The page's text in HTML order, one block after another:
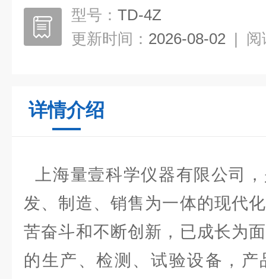
型号： TD-4Z
更新时间： 2026-08-02 | 阅
详情介绍
上海量壹科学仪器有限公司
发、制造、销售为一体的现代
苦奋斗和不断创新，已成长为
的生产、检测、试验设备，